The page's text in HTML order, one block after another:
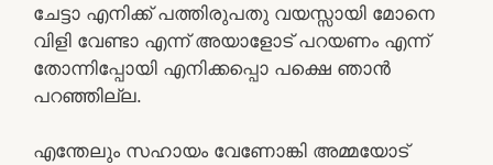
ചേട്ടാ എനിക്ക് പത്തിരുപതു വയസ്സായി മോനെ
വിളി വേണ്ടാ എന്ന് അയാളോട് പറയണം എന്ന്
തോന്നിപ്പോയി എനിക്കപ്പൊ പക്ഷെ ഞാൻ
പറഞ്ഞില്ല.
എന്തേലും സഹായം വേണോങ്കി അമ്മയോട്